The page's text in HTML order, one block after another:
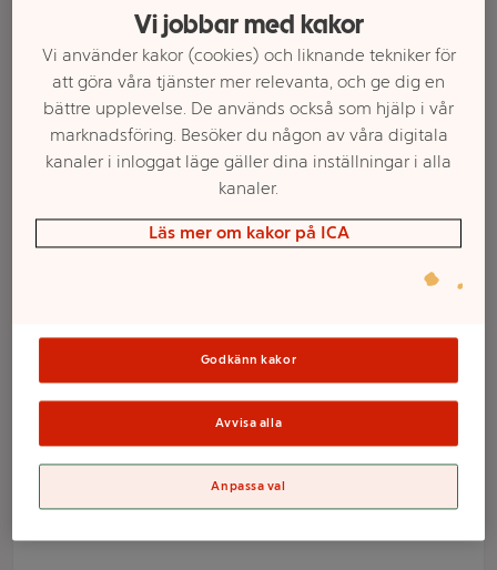
Klassisk Kebab-
bea 250g Schysst
käk
Välj butik och handla
Vi jobbar med kakor
Vi använder kakor (cookies) och liknande tekniker för
att göra våra tjänster mer relevanta, och ge dig en
bättre upplevelse. De används också som hjälp i vår
marknadsföring. Besöker du någon av våra digitala
kanaler i inloggat läge gäller dina inställningar i alla
kanaler.
Läs mer om kakor på ICA
Godkänn kakor
Avvisa alla
Anpassa val